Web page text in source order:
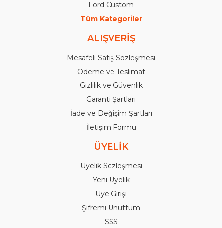
Ford Custom
Tüm Kategoriler
ALIŞVERİŞ
Mesafeli Satış Sözleşmesi
Ödeme ve Teslimat
Gizlilik ve Güvenlik
Garanti Şartları
İade ve Değişim Şartları
İletişim Formu
ÜYELİK
Üyelik Sözleşmesi
Yeni Üyelik
Üye Girişi
Şifremi Unuttum
SSS